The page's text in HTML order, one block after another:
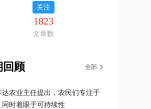
关注
1823
文章数
回顾 全部
达农业主任提出，农民们专注于
同时着眼于可持续性